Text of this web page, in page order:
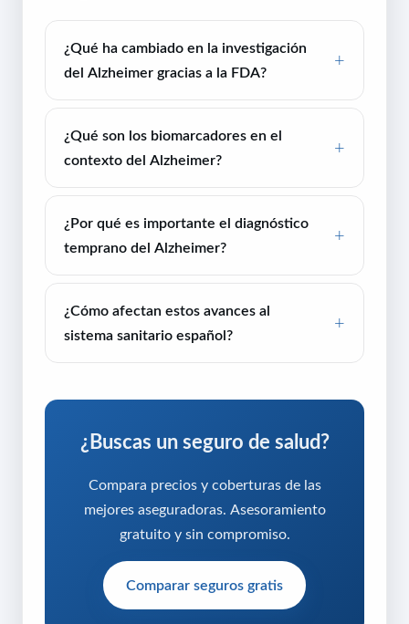
¿Qué ha cambiado en la investigación
del Alzheimer gracias a la FDA?
¿Qué son los biomarcadores en el
contexto del Alzheimer?
¿Por qué es importante el diagnóstico
temprano del Alzheimer?
¿Cómo afectan estos avances al
sistema sanitario español?
¿Buscas un seguro de salud?
Compara precios y coberturas de las
mejores aseguradoras. Asesoramiento
gratuito y sin compromiso.
Comparar seguros gratis